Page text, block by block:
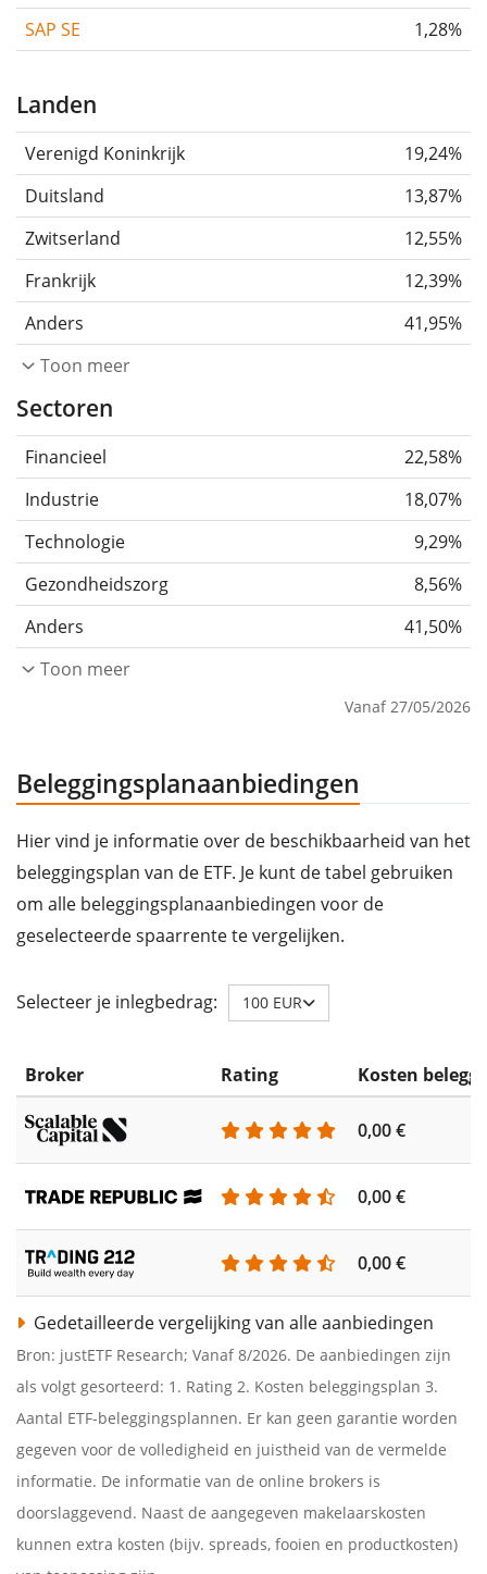
SAP SE
1,28%
Landen
Verenigd Koninkrijk
19,24%
Duitsland
13,87%
Zwitserland
12,55%
Frankrijk
12,39%
Anders
41,95%
Toon meer
Sectoren
Financieel
22,58%
Industrie
18,07%
Technologie
9,29%
Gezondheidszorg
8,56%
Anders
41,50%
Toon meer
Vanaf 27/05/2026
Beleggingsplanaanbiedingen
Hier vind je informatie over de beschikbaarheid van het
beleggingsplan van de ETF. Je kunt de tabel gebruiken
om alle beleggingsplanaanbiedingen voor de
geselecteerde spaarrente te vergelijken.
Selecteer je inlegbedrag: 100 EUR
Broker Rating Kosten
0,00 €
0,00 €
0,00 €
Gedetailleerde vergelijking van alle aanbiedingen
Bron: justETF Research; Vanaf 8/2026. De aanbiedingen zijn
als volgt gesorteerd: 1. Rating 2. Kosten beleggingsplan 3.
Aantal ETF-beleggingsplannen. Er kan geen garantie worden
gegeven voor de volledigheid en juistheid van de vermelde
informatie. De informatie van de online brokers is
doorslaggevend. Naast de aangegeven makelaarskosten
kunnen extra kosten (bijv. spreads, fooien en productkosten)